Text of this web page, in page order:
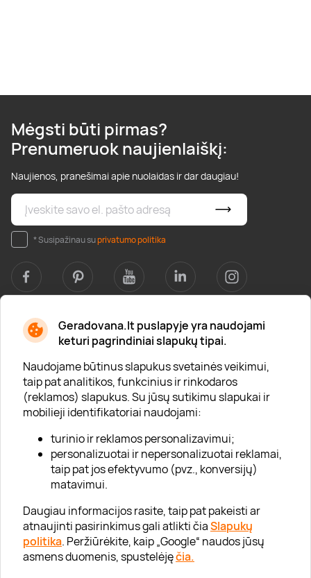
Geradovana.lt puslapyje yra naudojami
keturi pagrindiniai slapukų tipai.
Naudojame būtinus slapukus svetainės veikimui,
taip pat analitikos, funkcinius ir rinkodaros
(reklamos) slapukus. Su jūsų sutikimu slapukai ir
mobilieji identifikatoriai naudojami:
turinio ir reklamos personalizavimui;
personalizuotai ir nepersonalizuotai reklamai,
taip pat jos efektyvumo (pvz., konversijų)
matavimui.
Daugiau informacijos rasite, taip pat pakeisti ar
atnaujinti pasirinkimus gali atlikti čiaSlapukų
politika. Peržiūrėkite, kaip „Google“ naudos jūsų
asmens duomenis, spustelėjęčia.
Mėgsti būti pirmas?
Prenumeruok naujienlaiškį:
Naujienos, pranešimai apie nuolaidas ir dar daugiau!
* Susipažinau suprivatumo politika
Apie mus
Apie „Gera Dovana“
Lojalumo klubas
Karjera
Visi partneriai
Kontaktai
Tinklaraštis
Informacija